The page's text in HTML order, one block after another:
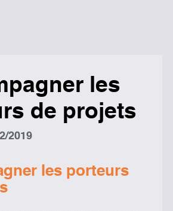
les
de projets
2019
les porteurs